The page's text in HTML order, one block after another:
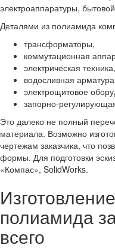
электроаппаратуры,
Деталями из полиамида
трансформаторы,
коммутационная
электрическая техника,
водосливная
электрощитовое
запорно-
Это далеко не полный
материала. Возможно
чертежам заказчика, что
формы. Для подготовки
«Компас», SolidWorks.
полиамида
всего